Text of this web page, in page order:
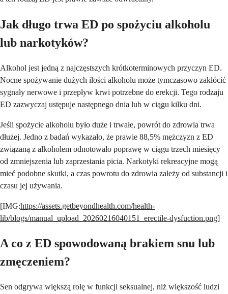
Jak długo trwa ED po spożyciu alkoholu
lub narkotyków?
Alkohol jest jedną z najczęstszych krótkoterminowych przyczyn ED.
Nocne spożywanie dużych ilości alkoholu może tymczasowo zakłócić
sygnały nerwowe i przepływ krwi potrzebne do erekcji. Tego rodzaju
ED zazwyczaj ustępuje następnego dnia lub w ciągu kilku dni.
Jeśli spożycie alkoholu było duże i trwałe, powrót do zdrowia trwa
dłużej. Jedno z badań wykazało, że prawie 88,5% mężczyzn z ED
związaną z alkoholem odnotowało poprawę w ciągu trzech miesięcy
od zmniejszenia lub zaprzestania picia. Narkotyki rekreacyjne mogą
mieć podobne skutki, a czas powrotu do zdrowia zależy od substancji i
czasu jej używania.
[IMG:https://assets.getbeyondhealth.com/health-
lib/blogs/manual_upload_20260216040151_erectile-dysfuction.png]
A co z ED spowodowaną brakiem snu lub
zmęczeniem?
Sen odgrywa większą rolę w funkcji seksualnej, niż większość ludzi